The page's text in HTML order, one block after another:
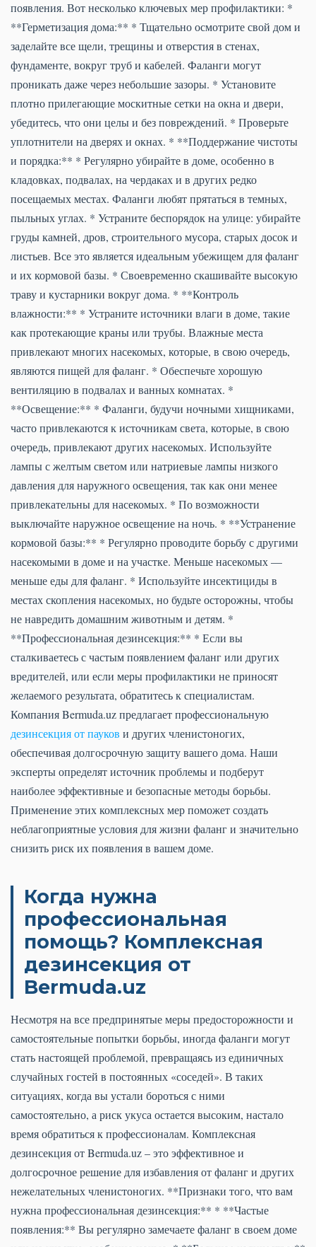
появления. Вот несколько ключевых мер профилактики: *
**Герметизация дома:** * Тщательно осмотрите свой дом и
заделайте все щели, трещины и отверстия в стенах,
фундаменте, вокруг труб и кабелей. Фаланги могут
проникать даже через небольшие зазоры. * Установите
плотно прилегающие москитные сетки на окна и двери,
убедитесь, что они целы и без повреждений. * Проверьте
уплотнители на дверях и окнах. * **Поддержание чистоты
и порядка:** * Регулярно убирайте в доме, особенно в
кладовках, подвалах, на чердаках и в других редко
посещаемых местах. Фаланги любят прятаться в темных,
пыльных углах. * Устраните беспорядок на улице: убирайте
груды камней, дров, строительного мусора, старых досок и
листьев. Все это является идеальным убежищем для фаланг
и их кормовой базы. * Своевременно скашивайте высокую
траву и кустарники вокруг дома. * **Контроль
влажности:** * Устраните источники влаги в доме, такие
как протекающие краны или трубы. Влажные места
привлекают многих насекомых, которые, в свою очередь,
являются пищей для фаланг. * Обеспечьте хорошую
вентиляцию в подвалах и ванных комнатах. *
**Освещение:** * Фаланги, будучи ночными хищниками,
часто привлекаются к источникам света, которые, в свою
очередь, привлекают других насекомых. Используйте
лампы с желтым светом или натриевые лампы низкого
давления для наружного освещения, так как они менее
привлекательны для насекомых. * По возможности
выключайте наружное освещение на ночь. * **Устранение
кормовой базы:** * Регулярно проводите борьбу с другими
насекомыми в доме и на участке. Меньше насекомых —
меньше еды для фаланг. * Используйте инсектициды в
местах скопления насекомых, но будьте осторожны, чтобы
не навредить домашним животным и детям. *
**Профессиональная дезинсекция:** * Если вы
сталкиваетесь с частым появлением фаланг или других
вредителей, или если меры профилактики не приносят
желаемого результата, обратитесь к специалистам.
Компания Bermuda.uz предлагает профессиональную
дезинсекция от пауков и других членистоногих,
обеспечивая долгосрочную защиту вашего дома. Наши
эксперты определят источник проблемы и подберут
наиболее эффективные и безопасные методы борьбы.
Применение этих комплексных мер поможет создать
неблагоприятные условия для жизни фаланг и значительно
снизить риск их появления в вашем доме.
Когда нужна
профессиональная
помощь? Комплексная
дезинсекция от
Bermuda.uz
Несмотря на все предпринятые меры предосторожности и
самостоятельные попытки борьбы, иногда фаланги могут
стать настоящей проблемой, превращаясь из единичных
случайных гостей в постоянных «соседей». В таких
ситуациях, когда вы устали бороться с ними
самостоятельно, а риск укуса остается высоким, настало
время обратиться к профессионалам. Комплексная
дезинсекция от Bermuda.uz – это эффективное и
долгосрочное решение для избавления от фаланг и других
нежелательных членистоногих. **Признаки того, что вам
нужна профессиональная дезинсекция:** * **Частые
появления:** Вы регулярно замечаете фаланг в своем доме